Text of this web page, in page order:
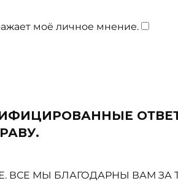
моё личное мнение.
ВСЕ МЫ БЛАГОДАРНЫ ВАМ